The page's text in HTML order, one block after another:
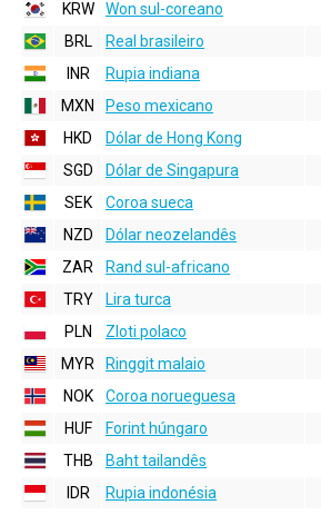
KRW
Won sul-coreano
BRL
Real brasileiro
INR
Rupia indiana
MXN
Peso mexicano
HKD
Dólar de Hong Kong
SGD
Dólar de Singapura
SEK
Coroa sueca
NZD
Dólar neozelandês
ZAR
Rand sul-africano
TRY
Lira turca
PLN
Zloti polaco
MYR
Ringgit malaio
NOK
Coroa norueguesa
HUF
Forint húngaro
THB
Baht tailandês
IDR
Rupia indonésia